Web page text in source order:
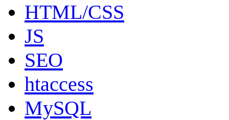
HTML/CSS
JS
SEO
htaccess
MySQL